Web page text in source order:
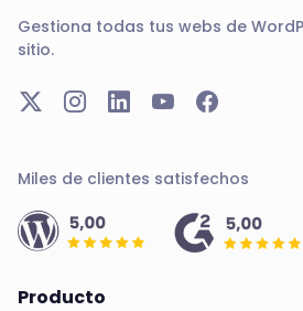
Gestiona todas tus webs de
sitio.
Miles de clientes satisfechos
Producto